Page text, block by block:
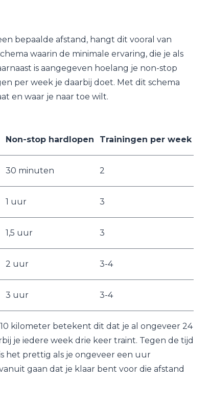
bepaalde afstand, hangt dit vooral van
waarin de minimale ervaring, die je als
is aangegeven hoelang je non-stop
per week je daarbij doet. Met dit schema
en waar je naar toe wilt.
Non-stop hardlopen Trainingen per week
30 minuten 2
1 uur 3
1,5 uur 3
2 uur 3-4
3 uur 3-4
kilometer betekent dit dat je al ongeveer 24
je iedere week drie keer traint. Tegen de tijd
het prettig als je ongeveer een uur
gaan dat je klaar bent voor die afstand